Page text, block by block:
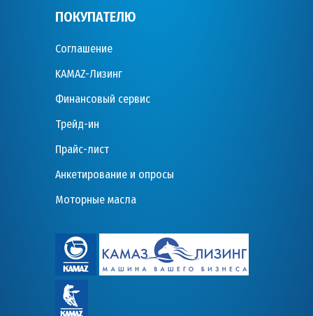
ПОКУПАТЕЛЮ
Соглашение
KAMAZ-Лизинг
Финансовый сервис
Трейд-ин
Прайс-лист
Анкетирование и опросы
Моторные масла